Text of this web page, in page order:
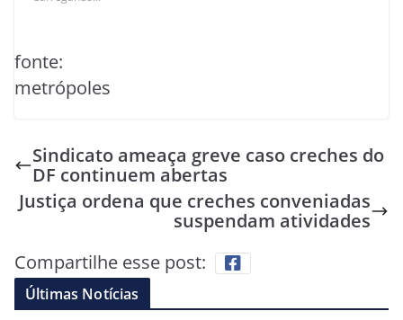
fonte:
metrópoles
Sindicato ameaça greve caso creches do
DF continuem abertas
Justiça ordena que creches conveniadas
suspendam atividades
Compartilhe esse post:
Últimas Notícias